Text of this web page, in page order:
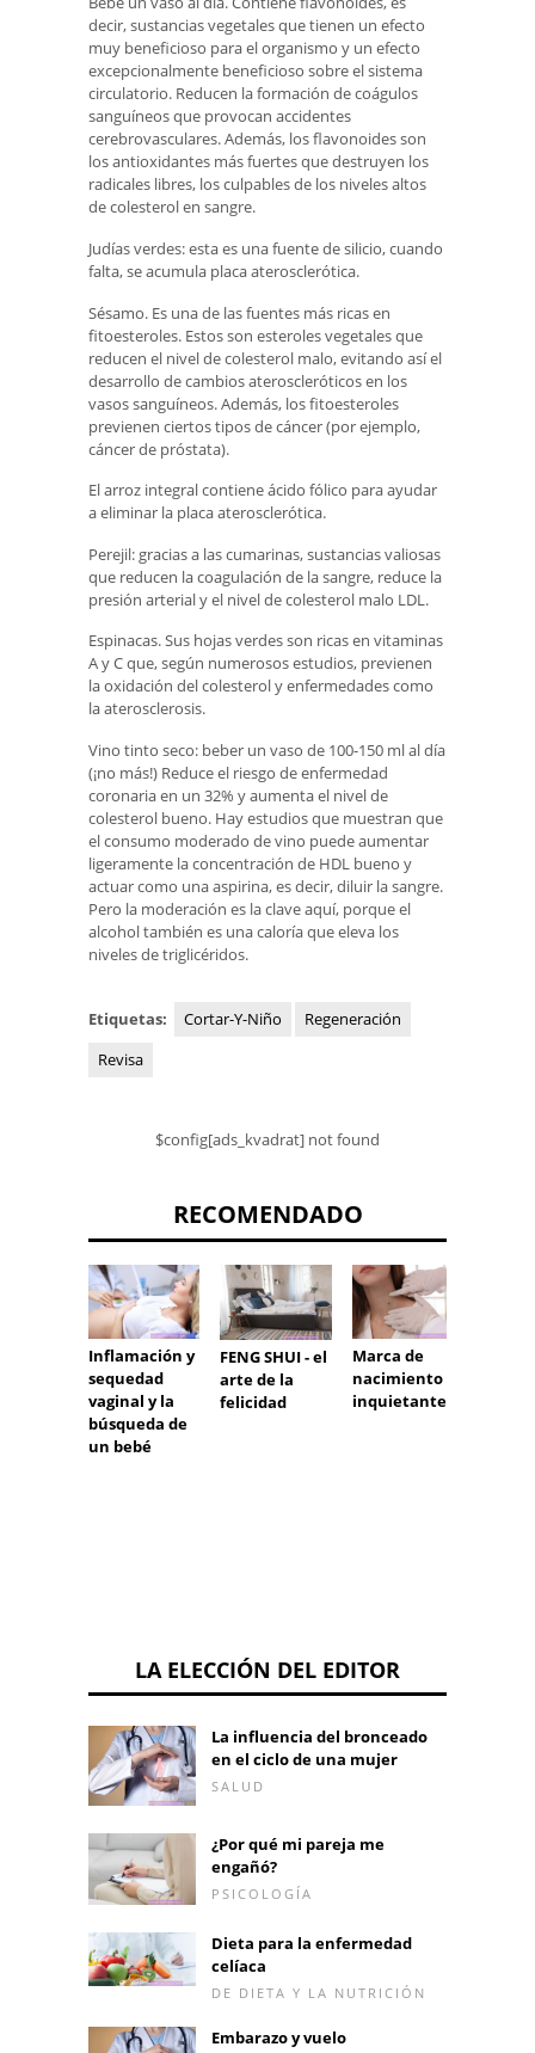
decir, sustancias vegetales que tienen un efecto
muy beneficioso para el organismo y un efecto
excepcionalmente beneficioso sobre el sistema
circulatorio. Reducen la formación de coágulos
sanguíneos que provocan accidentes
cerebrovasculares. Además, los flavonoides son
los antioxidantes más fuertes que destruyen los
radicales libres, los culpables de los niveles altos
de colesterol en sangre.
Judías verdes: esta es una fuente de silicio, cuando
falta, se acumula placa aterosclerótica.
Sésamo. Es una de las fuentes más ricas en
fitoesteroles. Estos son esteroles vegetales que
reducen el nivel de colesterol malo, evitando así el
desarrollo de cambios ateroscleróticos en los
vasos sanguíneos. Además, los fitoesteroles
previenen ciertos tipos de cáncer (por ejemplo,
cáncer de próstata).
El arroz integral contiene ácido fólico para ayudar
a eliminar la placa aterosclerótica.
Perejil: gracias a las cumarinas, sustancias valiosas
que reducen la coagulación de la sangre, reduce la
presión arterial y el nivel de colesterol malo LDL.
Espinacas. Sus hojas verdes son ricas en vitaminas
A y C que, según numerosos estudios, previenen
la oxidación del colesterol y enfermedades como
la aterosclerosis.
Vino tinto seco: beber un vaso de 100-150 ml al día
(¡no más!) Reduce el riesgo de enfermedad
coronaria en un 32% y aumenta el nivel de
colesterol bueno. Hay estudios que muestran que
el consumo moderado de vino puede aumentar
ligeramente la concentración de HDL bueno y
actuar como una aspirina, es decir, diluir la sangre.
Pero la moderación es la clave aquí, porque el
alcohol también es una caloría que eleva los
niveles de triglicéridos.
Etiquetas: Cortar-Y-Niño
Regeneración
Revisa
$config[ads_kvadrat] not found
RECOMENDADO
Inflamación y
sequedad
vaginal y la
búsqueda de
un bebé
FENG SHUI - el
arte de la
felicidad
Marca de
nacimiento
inquietante
LA ELECCIÓN DEL EDITOR
La influencia del bronceado
en el ciclo de una mujer
SALUD
¿Por qué mi pareja me
engañó?
PSICOLOGÍA
Dieta para la enfermedad
celíaca
DE DIETA Y LA NUTRICIÓN
Embarazo y vuelo